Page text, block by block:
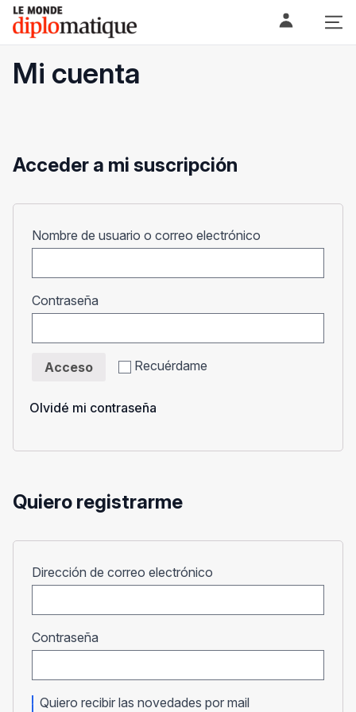
Skip
content
Le monde diplomatique
Mi cuenta
Acceder a mi suscripción
Nombre de usuario o correo electrónico
Contraseña
Recuérdame
Acceso
Olvidé mi contraseña
Quiero registrarme
Dirección de correo electrónico
Contraseña
Quiero recibir las novedades por mail